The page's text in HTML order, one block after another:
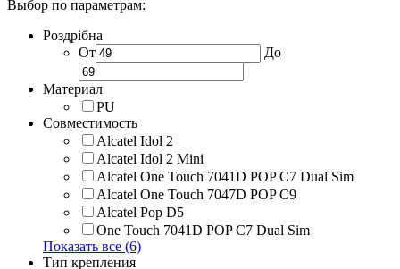
Выбор по параметрам:
Роздрібна
От
До
Материал
PU
Совместимость
Alcatel Idol 2
Alcatel Idol 2 Mini
Alcatel One Touch 7041D POP C7 Dual Sim
Alcatel One Touch 7047D POP C9
Alcatel Pop D5
One Touch 7041D POP C7 Dual Sim
Показать все (6)
Тип крепления